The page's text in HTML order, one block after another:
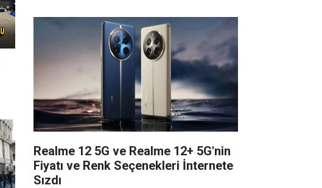
Realme 12 5G ve Realme 12+ 5G'nin
Fiyatı ve Renk Seçenekleri İnternete
Sızdı